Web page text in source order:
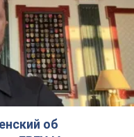
Сикорский призвал
ракет над
ракеты над